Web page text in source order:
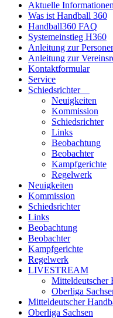
Aktuelle Informationen
Was ist Handball 360
Handball360 FAQ
Systemeinstieg H360
Anleitung zur
Anleitung zur
Kontaktformular
Service
Schiedsrichter
Neuigkeiten
Kommission
Schiedsrichter
Links
Beobachtung
Beobachter
Kampfgerichte
Regelwerk
Neuigkeiten
Kommission
Schiedsrichter
Links
Beobachtung
Beobachter
Kampfgerichte
Regelwerk
LIVESTREAM
Mitteldeutscher
Oberliga
Mitteldeutscher
Oberliga Sachsen